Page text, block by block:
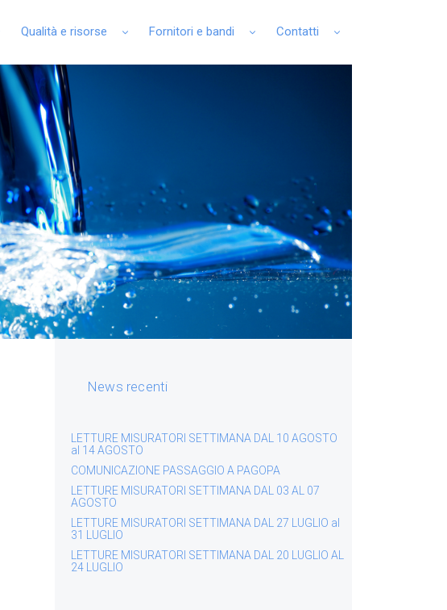
Qualità e risorse Fornitori e bandi Contatti
News recenti
LETTURE MISURATORI SETTIMANA DAL 10 AGOSTO
al 14 AGOSTO
COMUNICAZIONE PASSAGGIO A PAGOPA
LETTURE MISURATORI SETTIMANA DAL 03 AL 07
AGOSTO
LETTURE MISURATORI SETTIMANA DAL 27 LUGLIO al
31 LUGLIO
LETTURE MISURATORI SETTIMANA DAL 20 LUGLIO AL
24 LUGLIO